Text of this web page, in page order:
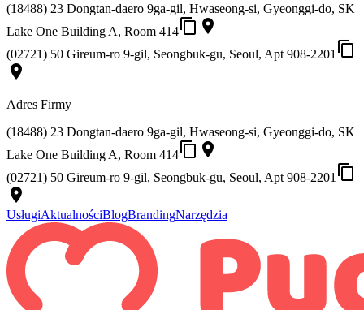
(18488) 23 Dongtan-daero 9ga-gil, Hwaseong-si, Gyeonggi-do, SK
Lake One Building A, Room 414content_copy place
(02721) 50 Gireum-ro 9-gil, Seongbuk-gu, Seoul, Apt 908-2201 content_copy
place
Adres Firmy
(18488) 23 Dongtan-daero 9ga-gil, Hwaseong-si, Gyeonggi-do, SK
Lake One Building A, Room 414content_copy place
(02721) 50 Gireum-ro 9-gil, Seongbuk-gu, Seoul, Apt 908-2201 content_copy
place
UsługiAktualnościBlogBrandingNarzędzia